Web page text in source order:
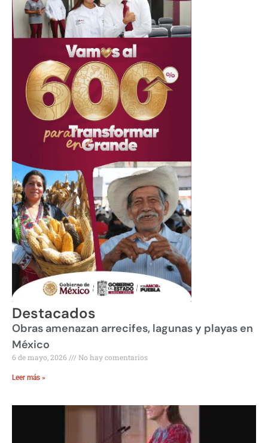
Destacados
Obras amenazan arrecifes, lagunas y playas en
México
6 de mayo, 2026 No hay comentarios
Leer más »